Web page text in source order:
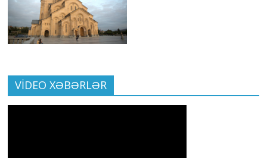
VİDEO XƏBƏRLƏR